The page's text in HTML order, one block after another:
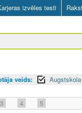
izvēles testi
veids: Augstskola
3 4 5